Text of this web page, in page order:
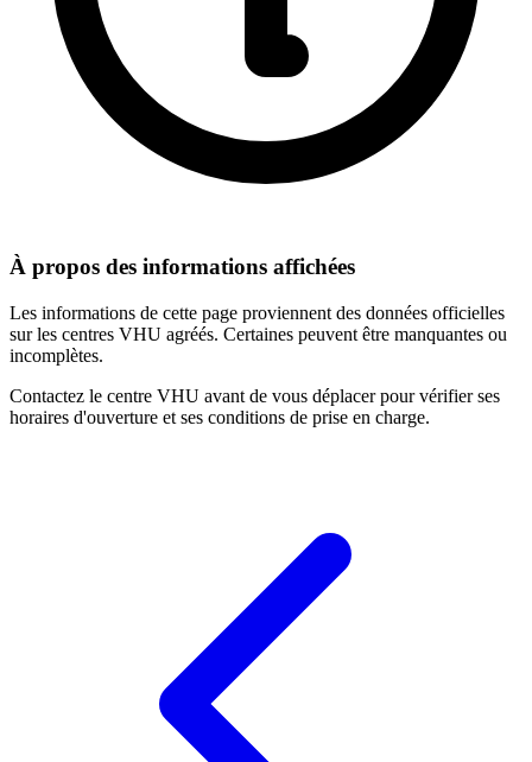
À propos des informations affichées
Les informations de cette page proviennent des données officielles
sur les centres VHU agréés. Certaines peuvent être manquantes ou
incomplètes.
Contactez le centre VHU avant de vous déplacer pour vérifier ses
horaires d'ouverture et ses conditions de prise en charge.